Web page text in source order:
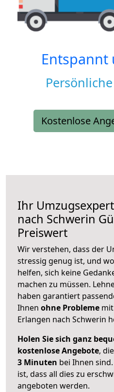
Entspannt
Kostenlose
Ihr
nach Schwerin
Preiswert
Wir verstehen, dass der
stressig genug ist, und
helfen, sich keine
machen zu müssen.
haben garantiert
Ihnen ohne Probleme
Erlangen nach Schwerin
Holen Sie sich ganz
kostenlose Angebote,
3 Minuten bei Ihnen
ist, dass all dies zu
angeboten werden.